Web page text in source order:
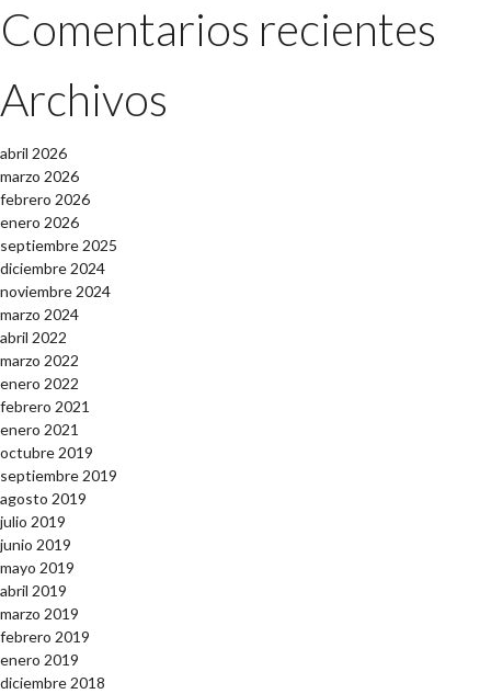
Comentarios recientes
Archivos
abril 2026
marzo 2026
febrero 2026
enero 2026
septiembre 2025
diciembre 2024
noviembre 2024
marzo 2024
abril 2022
marzo 2022
enero 2022
febrero 2021
enero 2021
octubre 2019
septiembre 2019
agosto 2019
julio 2019
junio 2019
mayo 2019
abril 2019
marzo 2019
febrero 2019
enero 2019
diciembre 2018